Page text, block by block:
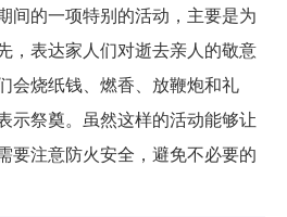
间的一项特别的活动，主要是为
，表达家人们对逝去亲人的敬意
会烧纸钱、燃香、放鞭炮和礼
示祭奠。虽然这样的活动能够让
要注意防火安全，避免不必要的